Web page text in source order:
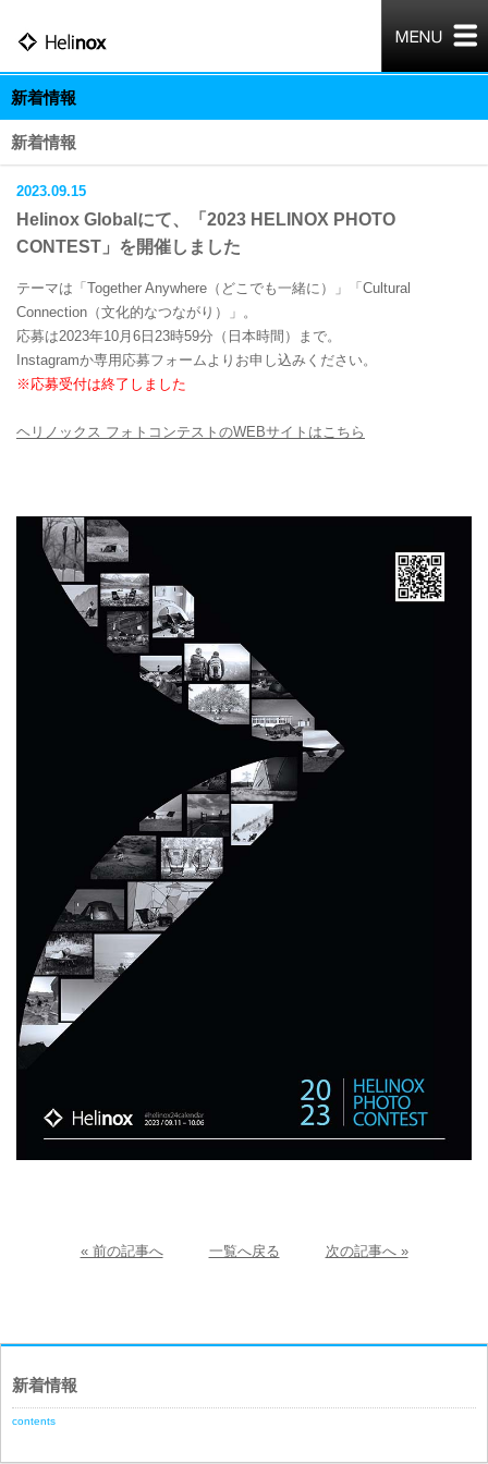
新着情報
新着情報
2023.09.15
Helinox Globalにて、「2023 HELINOX PHOTO
CONTEST」を開催しました
テーマは「Together Anywhere（どこでも一緒に）」「Cultural
Connection（文化的なつながり）」。
応募は2023年10月6日23時59分（日本時間）まで。
Instagramか専用応募フォームよりお申し込みください。
※応募受付は終了しました
ヘリノックス フォトコンテストのWEBサイトはこちら
« 前の記事へ 一覧へ戻る 次の記事へ »
新着情報
contents